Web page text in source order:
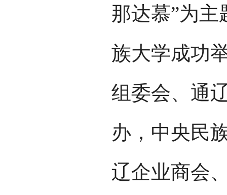
那达慕”为
族大学成功
组委会、通
办，中央民
辽企业商会